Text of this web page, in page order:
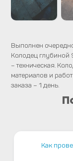
Выполнен
Колодец глубиной
– техническая.
материалов и
заказа – 1 день.
Как